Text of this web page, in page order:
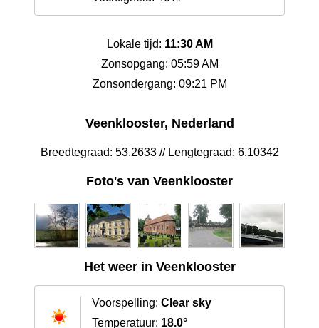
Lokale tijd: 11:30 AM
Zonsopgang: 05:59 AM
Zonsondergang: 09:21 PM
Veenklooster, Nederland
Breedtegraad: 53.2633 // Lengtegraad: 6.10342
Foto's van Veenklooster
Het weer in Veenklooster
Voorspelling: Clear sky
Temperatuur: 18.0°